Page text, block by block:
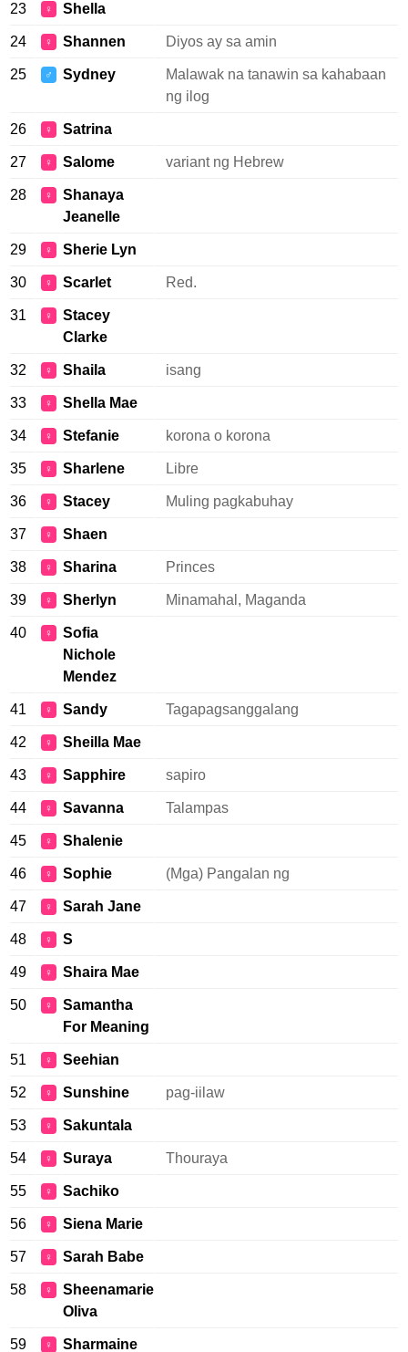
23 ♀ Shella
24 ♀ Shannen Diyos ay sa amin
25 ♂ Sydney
Malawak na tanawin sa kahabaan
ng ilog
26 ♀ Satrina
27 ♀ Salome variant ng Hebrew
28 ♀
Shanaya
Jeanelle
29 ♀ Sherie Lyn
30 ♀ Scarlet Red.
31 ♀
Stacey
Clarke
32 ♀ Shaila isang
33 ♀ Shella Mae
34 ♀ Stefanie korona o korona
35 ♀ Sharlene Libre
36 ♀ Stacey Muling pagkabuhay
37 ♀ Shaen
38 ♀ Sharina Princes
39 ♀ Sherlyn Minamahal, Maganda
40 ♀
Sofia
Nichole
Mendez
41 ♀ Sandy Tagapagsanggalang
42 ♀ Sheilla Mae
43 ♀ Sapphire sapiro
44 ♀ Savanna Talampas
45 ♀ Shalenie
46 ♀ Sophie (Mga) Pangalan ng
47 ♀ Sarah Jane
48 ♀ S
49 ♀ Shaira Mae
50 ♀
Samantha
For Meaning
51 ♀ Seehian
52 ♀ Sunshine pag-iilaw
53 ♀ Sakuntala
54 ♀ Suraya Thouraya
55 ♀ Sachiko
56 ♀ Siena Marie
57 ♀ Sarah Babe
58 ♀
Sheenamarie
Oliva
59 ♀ Sharmaine